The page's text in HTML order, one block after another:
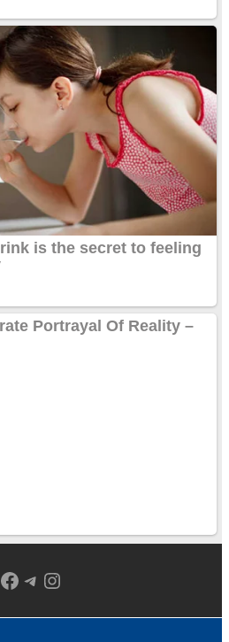
Facebook
Telegram
Instagram